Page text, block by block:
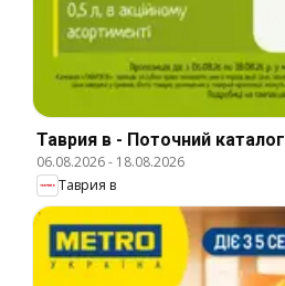
Таврия в - Поточний каталог
06.08.2026- 18.08.2026
Таврия в